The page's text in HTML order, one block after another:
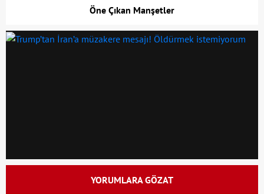
Öne Çıkan Manşetler
YORUMLARA GÖZAT